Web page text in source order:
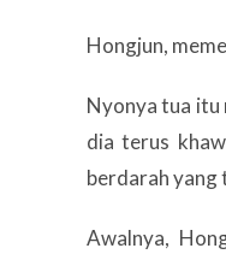
Hongjun,
Nyonya tua itu
dia terus
berdarah yang
Awalnya,